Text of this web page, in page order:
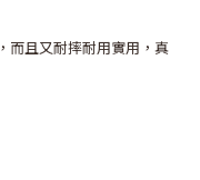
，而且又耐摔耐用實用，真